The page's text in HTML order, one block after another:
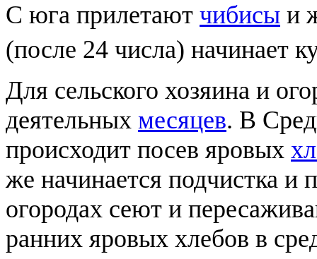
С юга прилетают чибисы и
(после 24 числа) начинает
Для сельского хозяина и
деятельных месяцев. В
происходит посев яровых
же начинается подчистка и
огородах сеют и
ранних яровых хлебов в